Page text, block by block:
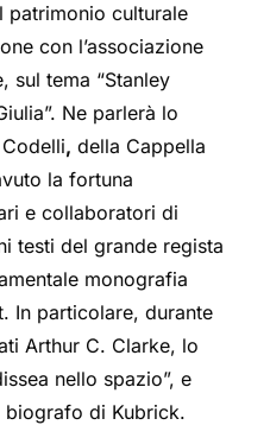
patrimonio culturale
con l’associazione
sul tema “Stanley
Ne parlerà lo
, della Cappella
la fortuna
e collaboratori di
testi del grande regista
monografia
In particolare, durante
Arthur C. Clarke, lo
nello spazio”, e
biografo di Kubrick.